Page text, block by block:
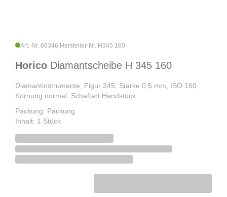
Art.-Nr. 66346 Hersteller-Nr. H345 160
Horico Diamantscheibe H 345 160
Diamantinstrumente, Figur 345, Stärke 0,5 mm, ISO 160,
Körnung normal, Schaftart Handstück
Packung: Packung
Inhalt: 1 Stück